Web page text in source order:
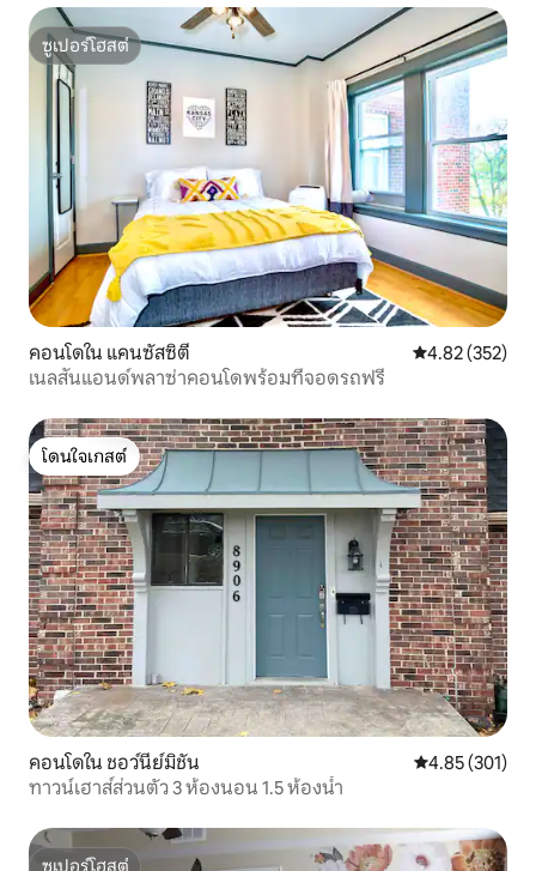
ซูเปอร์โฮสต์
ซูเปอร์โฮสต์
คอนโดใน แคนซัสซิตี คะแนนเฉลี่ย
4.82 (352)
เนลสันแอนด์พลาซ่าคอนโดพร้อมที่จอดรถฟรี
โดนใจเกสต์
โดนใจเกสต์
คอนโดใน ชอว์นีย์มิชัน คะแนนเฉลี่ย
4.85 (301)
ทาวน์เฮาส์ส่วนตัว 3 ห้องนอน 1.5 ห้องน้ำ
ซูเปอร์โฮสต์